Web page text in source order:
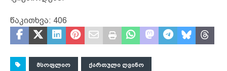
წაკითხვა: 406
ᲛᲡᲝᲤᲚᲘᲝ ᲥᲐᲠᲗᲣᲚᲘ ᲦᲕᲘᲜᲝ